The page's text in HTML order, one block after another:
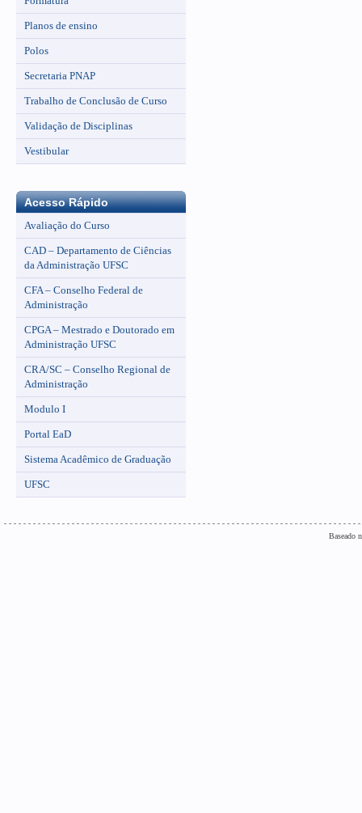
Planos de ensino
Polos
Secretaria PNAP
Trabalho de Conclusão de Curso
Validação de Disciplinas
Vestibular
Acesso Rápido
Avaliação do Curso
CAD – Departamento de Ciências
da Administração UFSC
CFA – Conselho Federal de
Administração
CPGA – Mestrado e Doutorado em
Administração UFSC
CRA/SC – Conselho Regional de
Administração
Modulo I
Portal EaD
Sistema Acadêmico de Graduação
UFSC
Baseado